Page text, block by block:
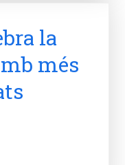
la
més